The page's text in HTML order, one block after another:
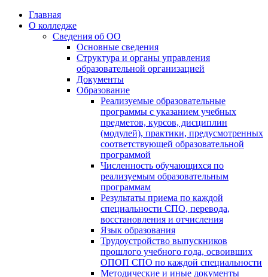
Главная
О колледже
Сведения об ОО
Основные сведения
Структура и органы управления
образовательной организацией
Документы
Образование
Реализуемые образовательные
программы с указанием учебных
предметов, курсов, дисциплин
(модулей), практики, предусмотренных
соответствующей образовательной
программой
Численность обучающихся по
реализуемым образовательным
программам
Результаты приема по каждой
специальности СПО, перевода,
восстановления и отчисления
Язык образования
Трудоустройство выпускников
прошлого учебного года, освоивших
ОПОП СПО по каждой специальности
Методические и иные документы